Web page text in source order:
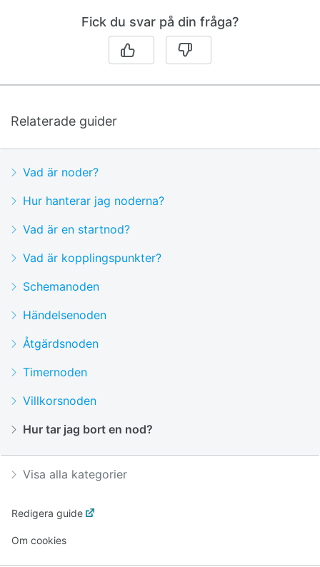
Fick du svar på din fråga?
Relaterade guider
Vad är noder?
Hur hanterar jag noderna?
Vad är en startnod?
Vad är kopplingspunkter?
Schemanoden
Händelsenoden
Åtgärdsnoden
Timernoden
Villkorsnoden
Hur tar jag bort en nod?
Visa alla kategorier
Redigera guide
Om cookies